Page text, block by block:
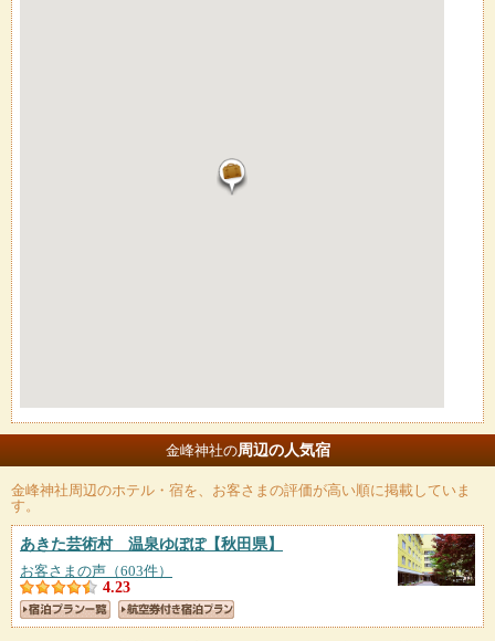
金峰神社の周辺の人気宿
金峰神社周辺のホテル・宿を、お客さまの評価が高い順に掲載していま
す。
あきた芸術村 温泉ゆぽぽ【秋田県】
お客さまの声（603件）
4.23